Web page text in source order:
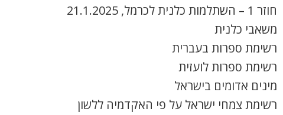
חוזר 1 – השתלמות כלנית לכרמל, 21.1.2025
משאבי כלנית
רשימת ספרות בעברית
רשימת ספרות לועזית
מינים אדומים בישראל
רשימת צמחי ישראל על פי האקדמיה ללשון